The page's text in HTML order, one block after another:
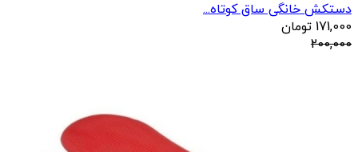
دستکش خانگی ساق کوتاه...
171,000 تومان
200,000